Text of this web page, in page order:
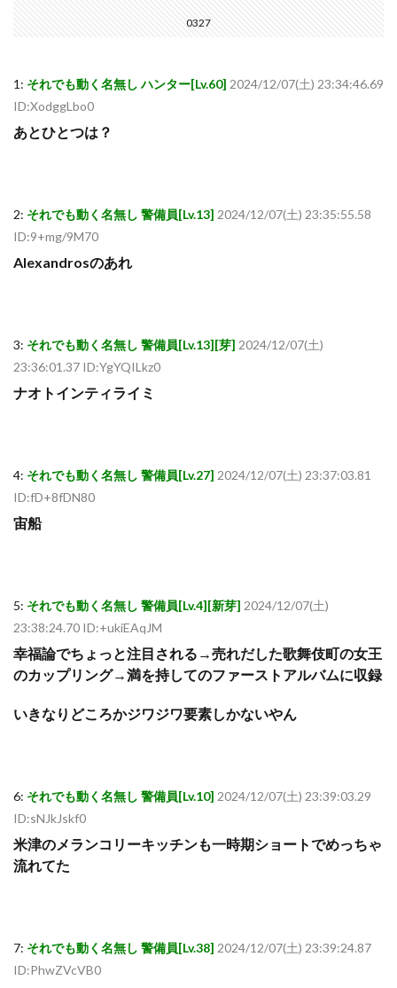
0327
1: それでも動く名無し ハンター[Lv.60] 2024/12/07(土) 23:34:46.69
ID:XodggLbo0
あとひとつは？
2: それでも動く名無し 警備員[Lv.13] 2024/12/07(土) 23:35:55.58
ID:9+mg/9M70
Alexandrosのあれ
3: それでも動く名無し 警備員[Lv.13][芽] 2024/12/07(土)
23:36:01.37 ID:YgYQILkz0
ナオトインティライミ
4: それでも動く名無し 警備員[Lv.27] 2024/12/07(土) 23:37:03.81
ID:fD+8fDN80
宙船
5: それでも動く名無し 警備員[Lv.4][新芽] 2024/12/07(土)
23:38:24.70 ID:+ukiEAqJM
幸福論でちょっと注目される→売れだした歌舞伎町の女王
のカップリング→満を持してのファーストアルバムに収録
いきなりどころかジワジワ要素しかないやん
6: それでも動く名無し 警備員[Lv.10] 2024/12/07(土) 23:39:03.29
ID:sNJkJskf0
米津のメランコリーキッチンも一時期ショートでめっちゃ
流れてた
7: それでも動く名無し 警備員[Lv.38] 2024/12/07(土) 23:39:24.87
ID:PhwZVcVB0